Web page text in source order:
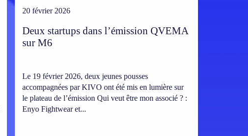
20 février 2026
Deux startups dans l’émission QVEMA
sur M6
Le 19 février 2026, deux jeunes pousses
accompagnées par KIVO ont été mis en lumière sur
le plateau de l’émission Qui veut être mon associé ? :
Enyo Fightwear et...